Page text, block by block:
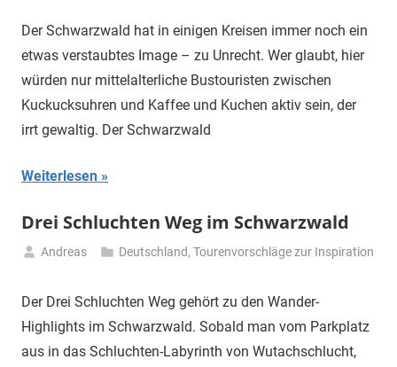
Juni
Der Schwarzwald hat in einigen Kreisen immer noch ein
etwas verstaubtes Image – zu Unrecht. Wer glaubt, hier
würden nur mittelalterliche Bustouristen zwischen
Kuckucksuhren und Kaffee und Kuchen aktiv sein, der
irrt gewaltig. Der Schwarzwald
Weiterlesen
Drei Schluchten Weg im Schwarzwald
Juli
Andreas Deutschland,Tourenvorschläge zur Inspiration
Der Drei Schluchten Weg gehört zu den Wander-
Highlights im Schwarzwald. Sobald man vom Parkplatz
aus in das Schluchten-Labyrinth von Wutachschlucht,